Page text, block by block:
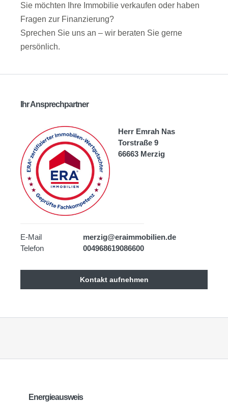
Sie möchten Ihre Immobilie verkaufen oder haben
Fragen zur Finanzierung?
Sprechen Sie uns an – wir beraten Sie gerne
persönlich.
Ihr Ansprechpartner
Herr Emrah Nas
Torstraße 9
66663 Merzig
E-Mail
merzig@eraimmobilien.de
Telefon
004968619086600
Kontakt aufnehmen
Energieausweis